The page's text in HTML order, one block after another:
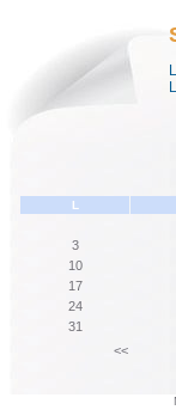
L
3
10
17
24
31
<<